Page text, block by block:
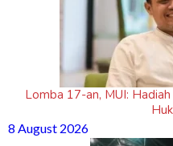
Lomba 17-an, MUI:
8 August 2026